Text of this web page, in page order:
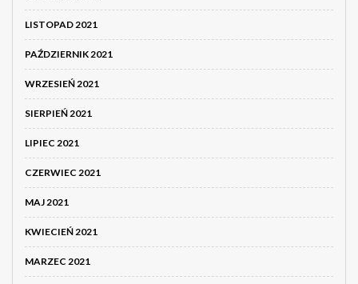
LISTOPAD 2021
PAŹDZIERNIK 2021
WRZESIEŃ 2021
SIERPIEŃ 2021
LIPIEC 2021
CZERWIEC 2021
MAJ 2021
KWIECIEŃ 2021
MARZEC 2021